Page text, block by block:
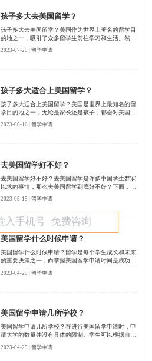
孩子多大去美国留学？
孩子多大去美国留学？美国作为世界上著名的留学目
的地之一，吸引了众多留学生前往学习和生活。然
而，孩子多大适合留学是许多家长关心的问题。下面
启德小编为大家详细介绍一下。
2023-07-25 | 留学申请
孩子多大适合上美国留学？
孩子多大适合上美国留学？美国是世界上最知名的留
学目的地之一，无论是家长还是孩子，都会对美国留
学充满期待。那么，孩子多大适合上美国留学呢？启
德小编和大家一起来探讨一下。
2023-06-16 | 留学申请
去美国留学好不好？
去美国留学好不好？去美国留学是许多中国学生梦寐
以求的事情，那么去美国留学到底好不好？下面，启
德小编带大家来一起探讨一下。
2023-05-15 | 留学申请
美国留学什么时候申请？
美国留学什么时候申请？留学是每个学生成长和未来
的重要决策之一，而掌握美国留学申请时间是成功之
路的关键。本文启德小编将从以下四方面讲解美国留
学申请时间。
2023-04-25 | 留学申请
美国留学申请几所学校？
美国留学申请几所学校？在进行美国留学申请时，申
请大学的数量并没有具体的限制。学生可以根据自己
的实际情况和留学计划灵活地选择申请的学校数量。
但是，如果申请的大学数量太多，可能会增加申请的
2023-04-25 | 留学申请